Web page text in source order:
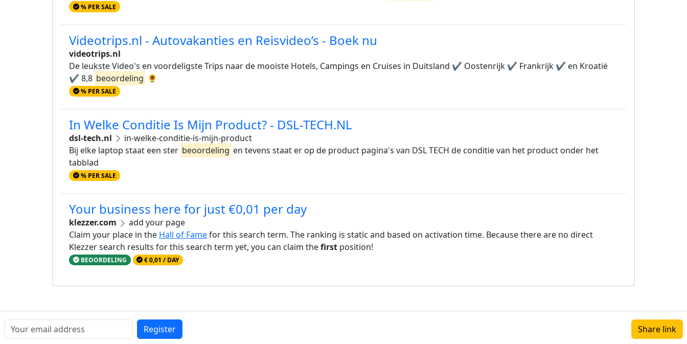
% PER SALE
Videotrips.nl - Autovakanties en Reisvideo’s - Boek nu
videotrips.nl
De leukste Video's en voordeligste Trips naar de mooiste Hotels, Campings en Cruises in Duitsland ✔️ Oostenrijk ✔️ Frankrijk ✔️ en Kroatië
✔️ 8,8 beoordeling 🌻
% PER SALE
In Welke Conditie Is Mijn Product? - DSL-TECH.NL
dsl-tech.nl
in-welke-conditie-is-mijn-product
Bij elke laptop staat een ster beoordeling en tevens staat er op de product pagina's van DSL TECH de conditie van het product onder het
tabblad
% PER SALE
Your business here for just €0,01 per day
klezzer.com
add your page
Claim your place in the Hall of Famefor this search term. The ranking is static and based on activation time. Because there are no direct
Klezzer search results for this search term yet, you can claim thefirst position!
BEOORDELING € 0,01 / DAY
Register Share link